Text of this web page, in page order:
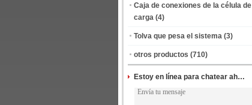
Caja de conexiones de la célula de
carga (4)
Tolva que pesa el sistema (3)
otros productos (710)
Estoy en línea para chatear ahora